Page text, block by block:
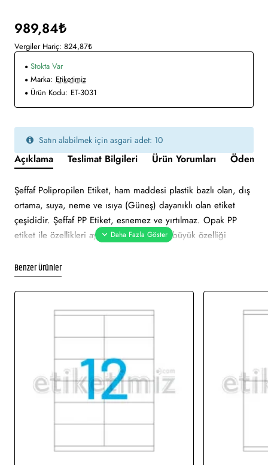
989,84₺
Vergiler Hariç: 824,87₺
Stokta Var
Marka: Etiketimiz
Ürün Kodu: ET-3031
Satın alabilmek için asgari adet: 10
Açıklama Teslimat Bilgileri Ürün Yorumları Ödeme
Şeffaf Polipropilen Etiket, ham maddesi plastik bazlı olan, dış
ortama, suya, neme ve ısıya (Güneş) dayanıklı olan etiket
çeşididir. Şeffaf PP Etiket, esnemez ve yırtılmaz. Opak PP
etiket ile özellikleri aynıdır. Bu etiketi en büyük özelliği
yüzeyi kapatmamasıdır. Şeffaf PP Etiket‘e, termal transfer
yöntemiyle baskı alınmaktadır.
1 paket 25 sayfadır. Üretim süresi 3 iş günüdür.
Benzer Ürünler